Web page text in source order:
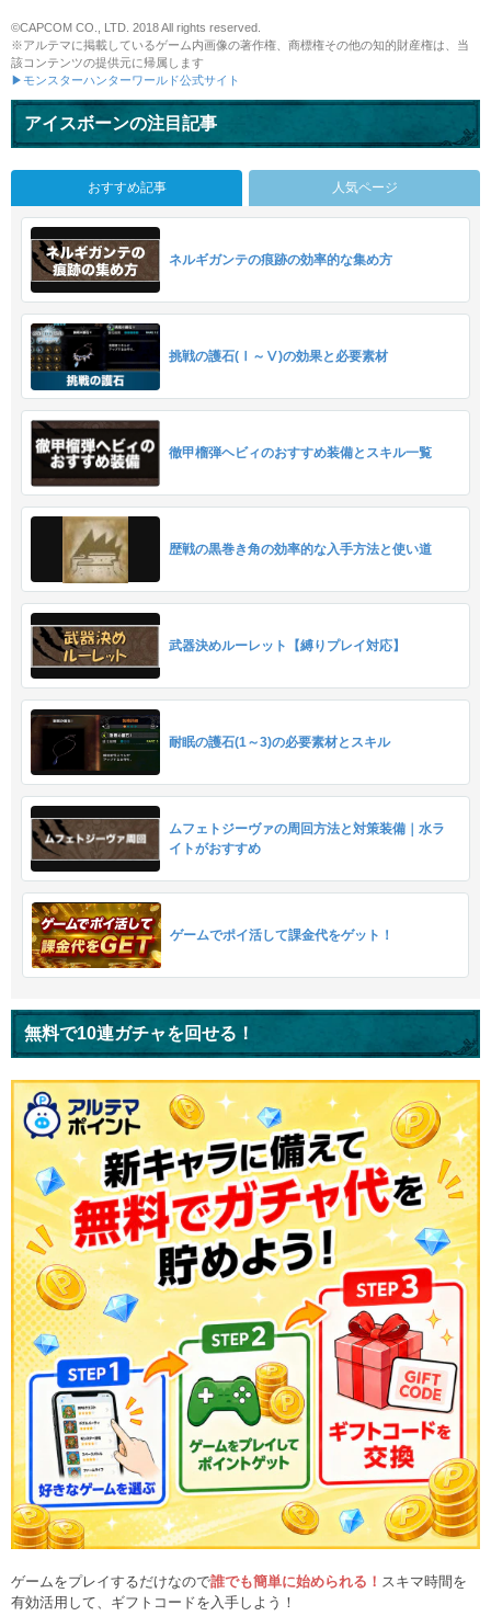
©CAPCOM CO., LTD. 2018 All rights reserved.
※アルテマに掲載しているゲーム内画像の著作権、商標権その他の知的財産権は、当
該コンテンツの提供元に帰属します
▶モンスターハンターワールド公式サイト
アイスボーンの注目記事
おすすめ記事 人気ページ
ネルギガンテの痕跡の効率的な集め方
挑戦の護石(Ⅰ～Ⅴ)の効果と必要素材
徹甲榴弾ヘビィのおすすめ装備とスキル一覧
歴戦の黒巻き角の効率的な入手方法と使い道
武器決めルーレット【縛りプレイ対応】
耐眠の護石(1～3)の必要素材とスキル
ムフェトジーヴァの周回方法と対策装備｜水ラ
イトがおすすめ
ゲームでポイ活して課金代をゲット！
無料で10連ガチャを回せる！
ゲームをプレイするだけなので誰でも簡単に始められる！ スキマ時間を
有効活用して、ギフトコードを入手しよう！